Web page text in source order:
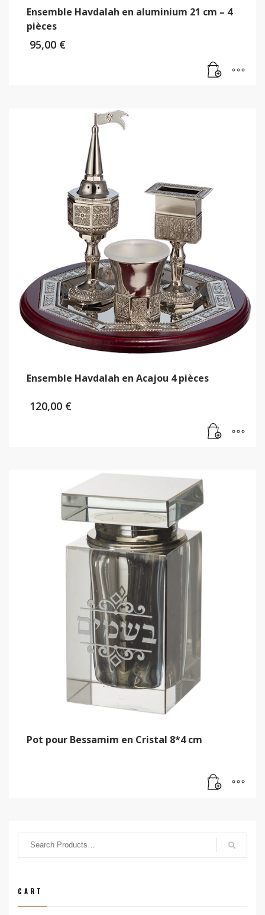
Ensemble Havdalah en aluminium 21 cm – 4
pièces
95,00 €
Ensemble Havdalah en Acajou 4 pièces
120,00 €
Pot pour Bessamim en Cristal 8*4 cm
CART